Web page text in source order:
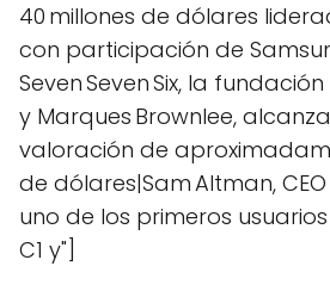
40 millones de dólares
con participación de
Seven Seven Six, la
y Marques Brownlee,
valoración de
de dólares|Sam Altman,
uno de los primeros
C1 y"]